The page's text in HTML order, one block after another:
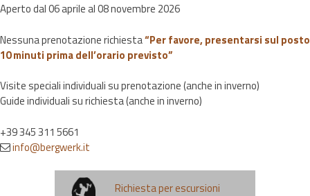
Aperto dal 06 aprile al 08 novembre 2026
Nessuna prenotazione richiesta“Per favore, presentarsi sul posto
10 minuti prima dell’orario previsto”
Visite speciali individuali su prenotazione (anche in inverno)
Guide individuali su richiesta (anche in inverno)
+39 345 311 5661
info@bergwerk.it
Richiesta per escursioni